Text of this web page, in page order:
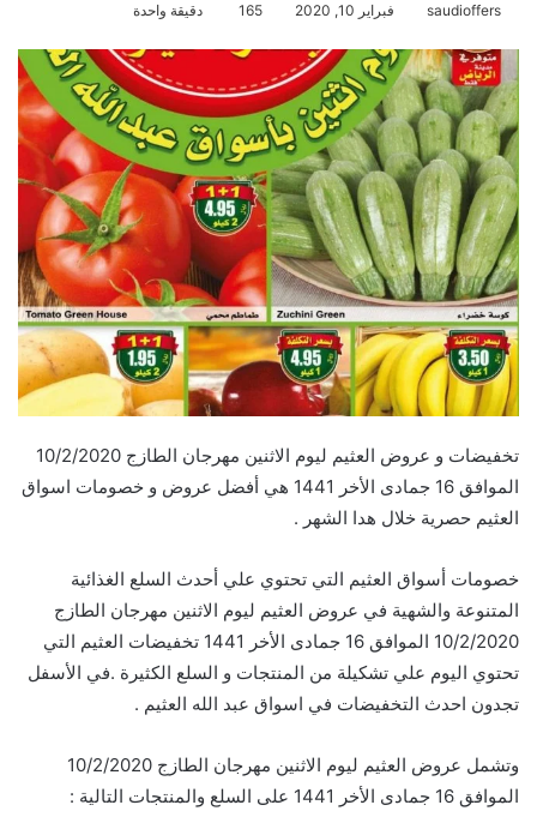
saudioffers فبراير 10, 2020 165 دقيقة واحدة
تخفيضات و عروض العثيم ليوم الاثنين مهرجان الطازج 10/2/2020
الموافق 16 جمادى الأخر 1441 هي أفضل عروض و خصومات اسواق
العثيم حصرية خلال هدا الشهر .
خصومات أسواق العثيم التي تحتوي علي أحدث السلع الغذائية
المتنوعة والشهية في عروض العثيم ليوم الاثنين مهرجان الطازج
10/2/2020 الموافق 16 جمادى الأخر 1441 تخفيضات العثيم التي
تحتوي اليوم علي تشكيلة من المنتجات و السلع الكثيرة .في الأسفل
تجدون احدث التخفيضات في اسواق عبد الله العثيم .
وتشمل عروض العثيم ليوم الاثنين مهرجان الطازج 10/2/2020
الموافق 16 جمادى الأخر 1441 على السلع والمنتجات التالية :